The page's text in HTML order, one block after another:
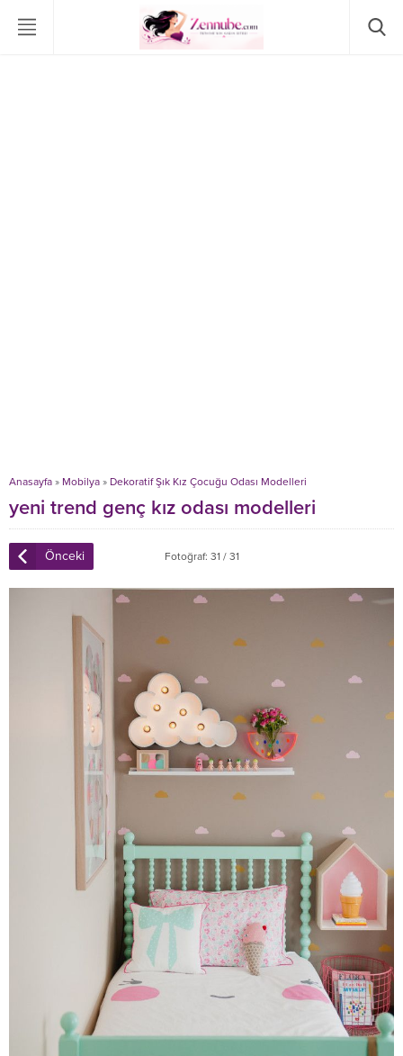
Anasayfa » Mobilya » Dekoratif Şık Kız Çocuğu Odası Modelleri
yeni trend genç kız odası modelleri
Önceki Fotoğraf: 31 / 31